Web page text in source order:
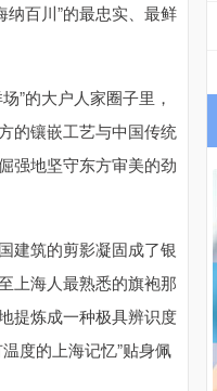
百川”的最忠实、最鲜
”的大户人家圈子里，
的镶嵌工艺与中国传统
强地坚守东方审美的劲
建筑的剪影凝固成了银
上海人最熟悉的旗袍那
提炼成一种极具辨识度
度的上海记忆”贴身佩